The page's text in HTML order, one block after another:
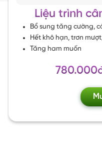
Liệu trình
Bổ sung tăng cường,
Hết khô hạn, trơn
Tăng ham muốn